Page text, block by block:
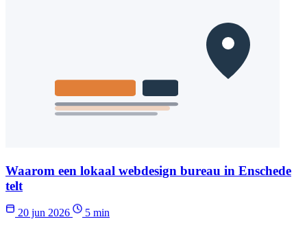
Waarom een lokaal webdesign bureau in Enschede
telt
20 jun 2026
5 min